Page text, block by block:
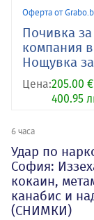
Оферта от
Почивка
компания
Нощувка
Цена:205.00 €
400.95
6 часа
Удар по
София:
кокаин,
канабис и
(СНИМКИ)